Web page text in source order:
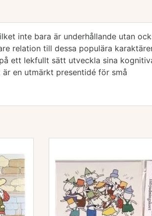
inte bara är underhållande utan
relation till dessa populära
ett lekfullt sätt utveckla sina
en utmärkt presentidé för små